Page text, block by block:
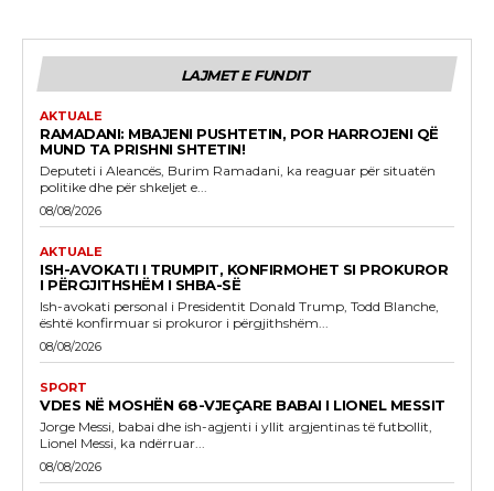
LAJMET E FUNDIT
AKTUALE
RAMADANI: MBAJENI PUSHTETIN, POR HARROJENI QË
MUND TA PRISHNI SHTETIN!
Deputeti i Aleancës, Burim Ramadani, ka reaguar për situatën
politike dhe për shkeljet e...
08/08/2026
AKTUALE
ISH-AVOKATI I TRUMPIT, KONFIRMOHET SI PROKUROR
I PËRGJITHSHËM I SHBA-SË
Ish-avokati personal i Presidentit Donald Trump, Todd Blanche,
është konfirmuar si prokuror i përgjithshëm...
08/08/2026
SPORT
VDES NË MOSHËN 68-VJEÇARE BABAI I LIONEL MESSIT
Jorge Messi, babai dhe ish-agjenti i yllit argjentinas të futbollit,
Lionel Messi, ka ndërruar...
08/08/2026